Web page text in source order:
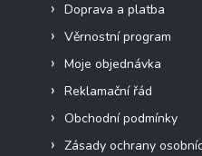
Doprava a platba
Věrnostní program
Moje objednávka
Reklamační řád
Obchodní podmínky
Zásady ochrany